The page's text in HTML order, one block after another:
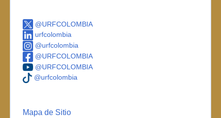
@URFCOLOMBIA
urfcolombia
@urfcolombia
@URFCOLOMBIA
@URFCOLOMBIA
@urfcolombia
Mapa de Sitio